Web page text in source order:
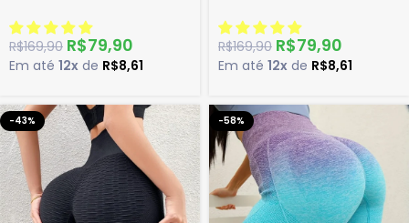
R$169,90 R$79,90
Em até 12x de R$8,61
R$169,90 R$79,90
Em até 12x de R$8,61
-43% -58%